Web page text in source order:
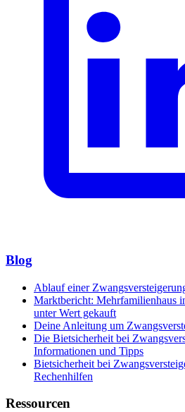
Blog
Ablauf einer
Marktbericht: Mehrfamilienhaus
unter Wert gekauft
Deine Anleitung um
Die Bietsicherheit bei
Informationen und Tipps
Bietsicherheit bei
Rechenhilfen
Ressourcen